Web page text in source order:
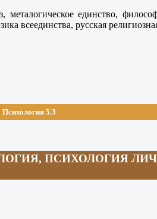
единство,
всеединства, русская
Психология 5.3
ПСИХОЛОГИЯ